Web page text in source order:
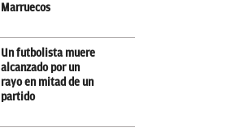
Marruecos
Un futbolista muere
alcanzado por un
rayo en mitad de un
partido